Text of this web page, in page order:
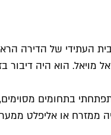
הוא היה דיבור
בתחומים